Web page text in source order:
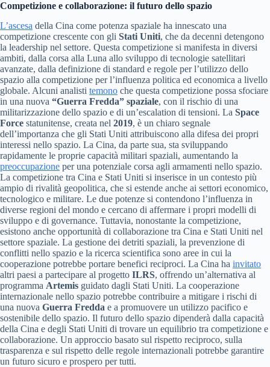
Competizione e collaborazione: il futuro dello spazio
L’ascesa della Cina come potenza spaziale ha innescato una
competizione crescente con gli Stati Uniti, che da decenni detengono
la leadership nel settore. Questa competizione si manifesta in diversi
ambiti, dalla corsa alla Luna allo sviluppo di tecnologie satellitari
avanzate, dalla definizione di standard e regole per l’utilizzo dello
spazio alla competizione per l’influenza politica ed economica a livello
globale. Alcuni analisti temono che questa competizione possa sfociare
in una nuova “Guerra Fredda” spaziale, con il rischio di una
militarizzazione dello spazio e di un’escalation di tensioni. La Space
Force statunitense, creata nel 2019, è un chiaro segnale
dell’importanza che gli Stati Uniti attribuiscono alla difesa dei propri
interessi nello spazio. La Cina, da parte sua, sta sviluppando
rapidamente le proprie capacità militari spaziali, aumentando la
preoccupazione per una potenziale corsa agli armamenti nello spazio.
La competizione tra Cina e Stati Uniti si inserisce in un contesto più
ampio di rivalità geopolitica, che si estende anche ai settori economico,
tecnologico e militare. Le due potenze si contendono l’influenza in
diverse regioni del mondo e cercano di affermare i propri modelli di
sviluppo e di governance. Tuttavia, nonostante la competizione,
esistono anche opportunità di collaborazione tra Cina e Stati Uniti nel
settore spaziale. La gestione dei detriti spaziali, la prevenzione di
conflitti nello spazio e la ricerca scientifica sono aree in cui la
cooperazione potrebbe portare benefici reciproci. La Cina ha invitato
altri paesi a partecipare al progetto ILRS, offrendo un’alternativa al
programma Artemis guidato dagli Stati Uniti. La cooperazione
internazionale nello spazio potrebbe contribuire a mitigare i rischi di
una nuova Guerra Fredda e a promuovere un utilizzo pacifico e
sostenibile dello spazio. Il futuro dello spazio dipenderà dalla capacità
della Cina e degli Stati Uniti di trovare un equilibrio tra competizione e
collaborazione. Un approccio basato sul rispetto reciproco, sulla
trasparenza e sul rispetto delle regole internazionali potrebbe garantire
un futuro sicuro e prospero per tutti.